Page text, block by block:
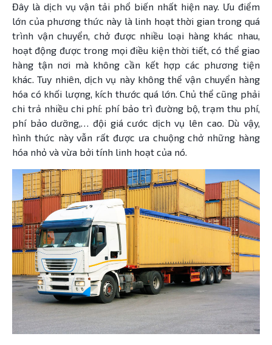
Đây là dịch vụ vận tải phổ biến nhất hiện nay. Ưu điểm
lớn của phương thức này là linh hoạt thời gian trong quá
trình vận chuyển, chở được nhiều loại hàng khác nhau,
hoạt động được trong mọi điều kiện thời tiết, có thể giao
hàng tận nơi mà không cần kết hợp các phương tiện
khác. Tuy nhiên, dịch vụ này không thể vận chuyển hàng
hóa có khối lượng, kích thước quá lớn. Chủ thể cũng phải
chi trả nhiều chi phí: phí bảo trì đường bộ, trạm thu phí,
phí bảo dưỡng,… đội giá cước dịch vụ lên cao. Dù vậy,
hình thức này vẫn rất được ưa chuộng chở những hàng
hóa nhỏ và vừa bởi tính linh hoạt của nó.